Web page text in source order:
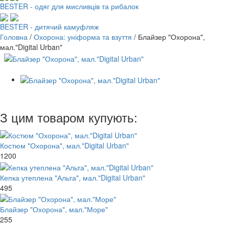
BESTER - одяг для мисливців та рибалок
BESTER - дитячий камуфляж
Головна / Охорона: уніформа та взуття / Блайзер "Охорона",
мал."Digital Urban"
З цим товаром купують:
Костюм "Охорона", мал."Digital Urban"
1200
Кепка утеплена "Альта", мал."Digital Urban"
495
Блайзер "Охорона", мал."Море"
255